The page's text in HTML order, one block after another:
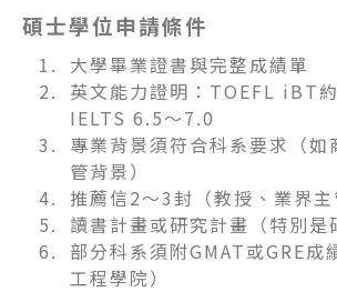
碩士學位申請條件
大學畢業證書與完整成績單
英文能力證明：TOEFL iBT
IELTS 6.5～7.0
專業背景須符合科系要求（如
管背景）
推薦信2～3封（教授、業界主
讀書計畫或研究計畫（特別是
部分科系須附GMAT或GRE成
工程學院）